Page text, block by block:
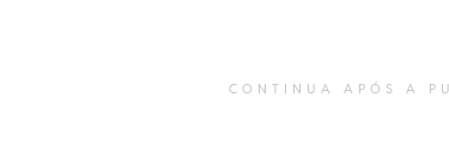
CONTINUA APÓS A